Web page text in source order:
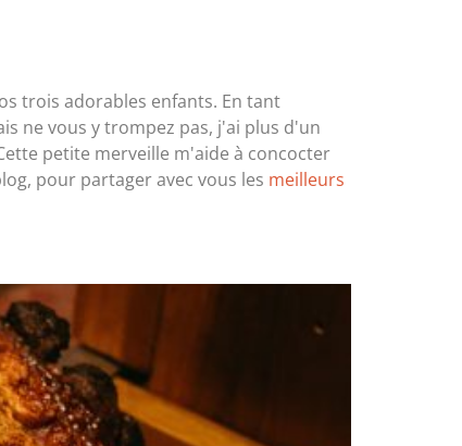
trois adorables enfants. En tant
ne vous y trompez pas, j'ai plus d'un
petite merveille m'aide à concocter
pour partager avec vous les meilleurs